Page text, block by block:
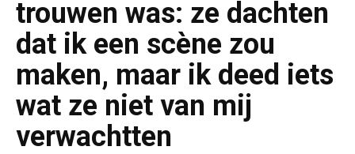
trouwen was: ze dachten
dat ik een scène zou
maken, maar ik deed iets
wat ze niet van mij
verwachtten